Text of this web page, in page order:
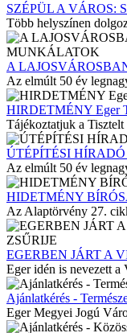
SZÉPÜL A VÁROS:
Több helyszínen
A
Az elmúlt 50 év
HIRDETMÉNY Eger
Tájékoztatjuk a Tisztelt
ÚTÉPÍTÉSI HÍRADÓ
Az elmúlt 50 év
HIDETMÉNY
Az Alaptörvény 27.
EGERBEN JÁRT A
Eger idén is nevezett a
Ajánlatkérés -
Eger Megyei Jogú